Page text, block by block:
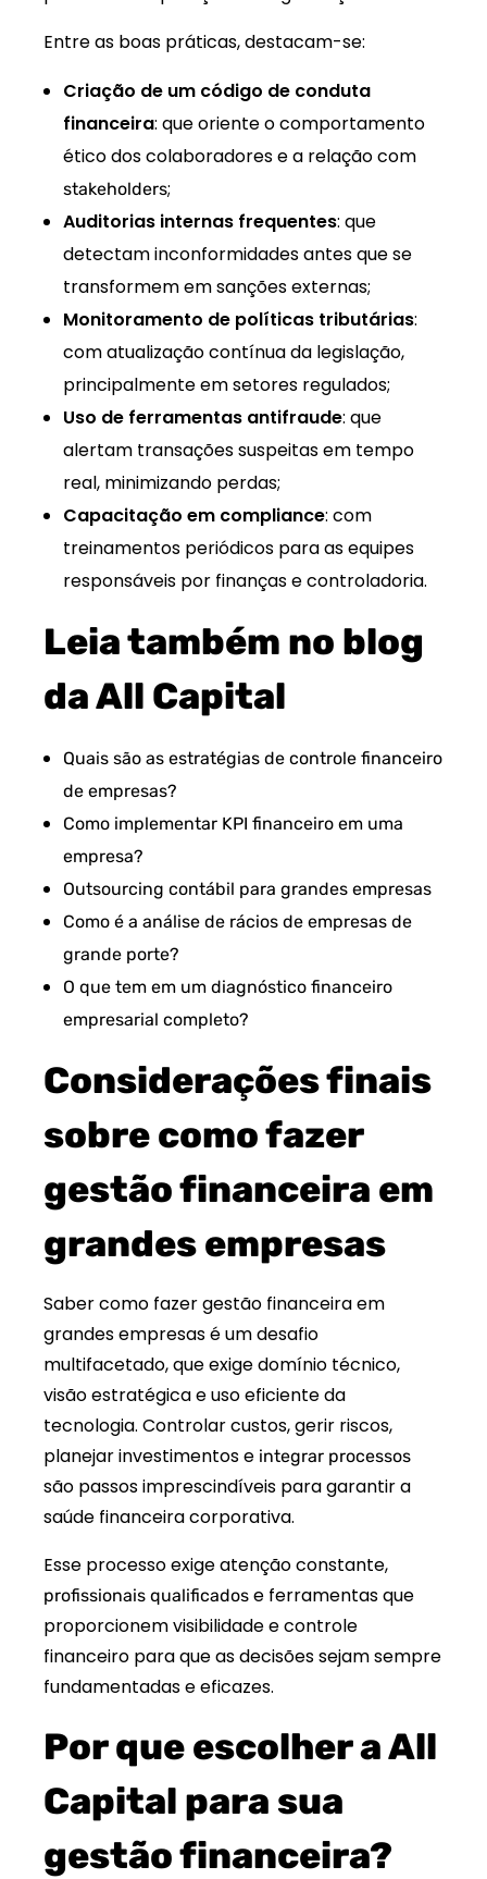
Entre as boas práticas, destacam-se:
Criação de um código de conduta
financeira: que oriente o comportamento
ético dos colaboradores e a relação com
stakeholders;
Auditorias internas frequentes: que
detectam inconformidades antes que se
transformem em sanções externas;
Monitoramento de políticas tributárias:
com atualização contínua da legislação,
principalmente em setores regulados;
Uso de ferramentas antifraude: que
alertam transações suspeitas em tempo
real, minimizando perdas;
Capacitação em compliance: com
treinamentos periódicos para as equipes
responsáveis por finanças e controladoria.
Leia também no blog
da All Capital
Quais são as estratégias de controle financeiro
de empresas?
Como implementar KPI financeiro em uma
empresa?
Outsourcing contábil para grandes empresas
Como é a análise de rácios de empresas de
grande porte?
O que tem em um diagnóstico financeiro
empresarial completo?
Considerações finais
sobre como fazer
gestão financeira em
grandes empresas
Saber como fazer gestão financeira em
grandes empresas é um desafio
multifacetado, que exige domínio técnico,
visão estratégica e uso eficiente da
tecnologia. Controlar custos, gerir riscos,
planejar investimentos e integrar processos
são passos imprescindíveis para garantir a
saúde financeira corporativa.
Esse processo exige atenção constante,
profissionais qualificados e ferramentas que
proporcionem visibilidade e controle
financeiro para que as decisões sejam sempre
fundamentadas e eficazes.
Por que escolher a All
Capital para sua
gestão financeira?